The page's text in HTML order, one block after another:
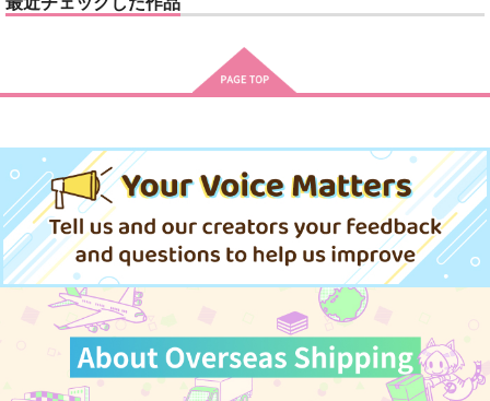
夜明けの唄 7
体感予報 2 青と碧 2
きみは最愛のステラ 上下巻 ミルクなきみとビターな彼 2
悲劇の元凶となる最強外道ラ
スボス女王は民の為に尽くし
ます。Season2
うたの☆プリンスさまっ♪HE
★VENSドラマCD「BLACK G
ARDEN-memento-」
ドラマCD「甘くて熱くて息も
できない 4」